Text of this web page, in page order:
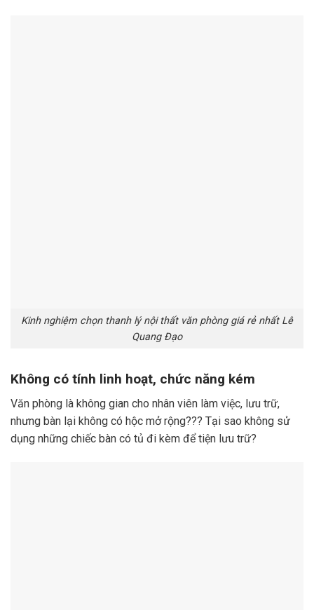
Kinh nghiệm chọn thanh lý nội thất văn phòng giá rẻ nhất Lê
Quang Đạo
Không có tính linh hoạt, chức năng kém
Văn phòng là không gian cho nhân viên làm việc, lưu trữ,
nhưng bàn lại không có hộc mở rộng??? Tại sao không sử
dụng những chiếc bàn có tủ đi kèm để tiện lưu trữ?